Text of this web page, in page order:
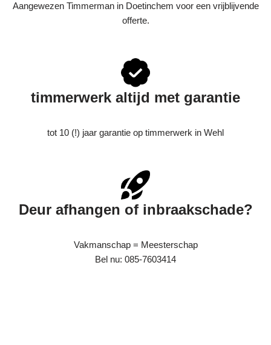
Aangewezen Timmerman in Doetinchem voor een vrijblijvende
offerte.
timmerwerk altijd met garantie
tot 10 (!) jaar garantie op timmerwerk in Wehl
Deur afhangen of inbraakschade?
Vakmanschap = Meesterschap
Bel nu: 085-7603414